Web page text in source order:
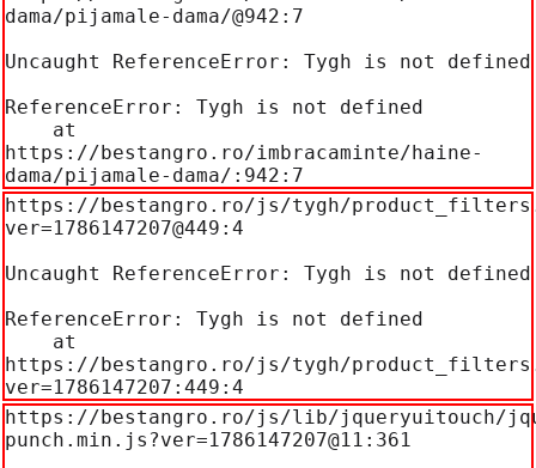
dama/pijamale-dama/@942:7
Uncaught ReferenceError: Tygh is not defined
ReferenceError: Tygh is not defined
https://bestangro.ro/imbracaminte/haine-
dama/pijamale-dama/:942:7
https://bestangro.ro/js/tygh/
ver=1786147207@449:4
Uncaught ReferenceError: Tygh is not defined
ReferenceError: Tygh is not defined
https://bestangro.ro/js/tygh/
ver=1786147207:449:4
https://bestangro.ro/js/lib/jqueryuitouch/
punch.min.js?ver=1786147207@11:361